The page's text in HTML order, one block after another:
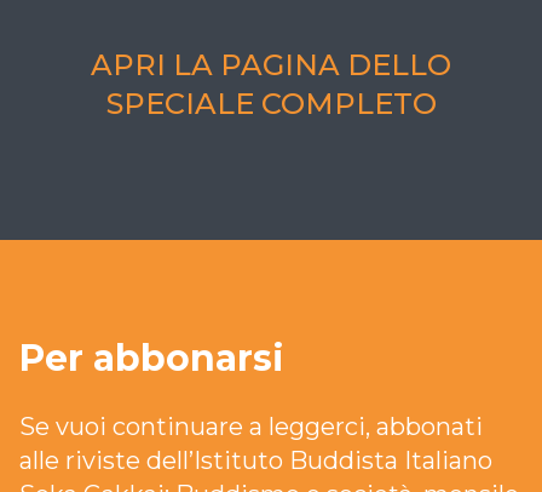
APRI LA PAGINA DELLO
SPECIALE COMPLETO
Per abbonarsi
Se vuoi continuare a leggerci, abbonati
alle riviste dell’Istituto Buddista Italiano